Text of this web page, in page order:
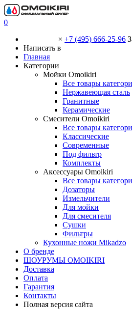
0
× +7 (495) 666-25-96
Написать в
Главная
Категории
Мойки Omoikiri
Все товары
Нержавеющая сталь
Гранитные
Керамические
Смесители Omoikiri
Все товары
Классические
Современные
Под фильтр
Комплекты
Аксессуары Omoikiri
Все товары
Дозаторы
Измельчители
Для мойки
Для смесителя
Сушки
Фильтры
Кухонные ножи Mikadzo
О бренде
ШОУРУМЫ OMOIKIRI
Доставка
Оплата
Гарантия
Контакты
Полная версия сайта